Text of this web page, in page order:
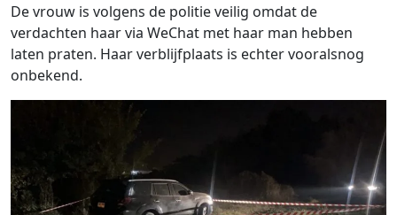
De vrouw is volgens de politie veilig omdat de
verdachten haar via WeChat met haar man hebben
laten praten. Haar verblijfplaats is echter vooralsnog
onbekend.